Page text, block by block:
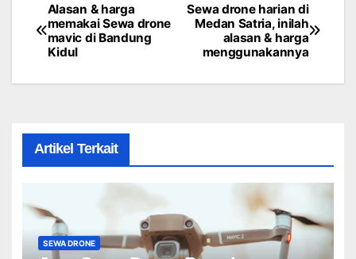
Post
navigation
Sewa drone harian di
Medan Satria, inilah
alasan & harga
menggunakannya
Alasan & harga
memakai Sewa drone
mavic di Bandung
Kidul
Artikel Terkait
SEWA DRONE